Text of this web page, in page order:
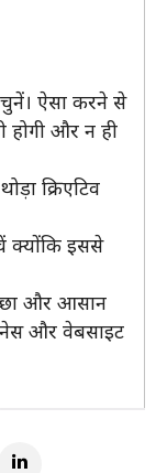
ऐसा करने से
होगी और न ही
क्रिएटिव
क्योंकि इससे
और आसान
और वेबसाइट